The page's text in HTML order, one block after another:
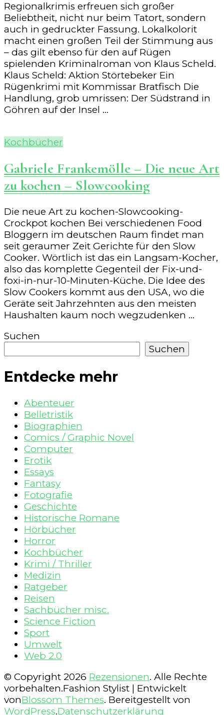
Regionalkrimis erfreuen sich großer
Beliebtheit, nicht nur beim Tatort, sondern
auch in gedruckter Fassung. Lokalkolorit
macht einen großen Teil der Stimmung aus
– das gilt ebenso für den auf Rügen
spielenden Kriminalroman von Klaus Scheld.
Klaus Scheld: Aktion Störtebeker Ein
Rügenkrimi mit Kommissar Bratfisch Die
Handlung, grob umrissen: Der Südstrand in
Göhren auf der Insel …
Kochbücher
Gabriele Frankemölle – Die neue Art
zu kochen – Slowcooking
Die neue Art zu kochen-Slowcooking-
Crockpot kochen Bei verschiedenen Food
Bloggern im deutschen Raum findet man
seit geraumer Zeit Gerichte für den Slow
Cooker. Wörtlich ist das ein Langsam-Kocher,
also das komplette Gegenteil der Fix-und-
foxi-in-nur-10-Minuten-Küche. Die Idee des
Slow Cookers kommt aus den USA, wo die
Geräte seit Jahrzehnten aus den meisten
Haushalten kaum noch wegzudenken …
Suchen
Suchen
Entdecke mehr
Abenteuer
Belletristik
Biographien
Comics / Graphic Novel
Computer
Erotik
Essays
Fantasy
Fotografie
Geschichte
Historische Romane
Hörbücher
Horror
Kochbücher
Krimi / Thriller
Medizin
Ratgeber
Reisen
Sachbücher misc.
Science Fiction
Sport
Umwelt
Web 2.0
© Copyright 2026 Rezensionen. Alle Rechte
vorbehalten.Fashion Stylist | Entwickelt
vonBlossom Themes. Bereitgestellt von
WordPress.Datenschutzerklärung